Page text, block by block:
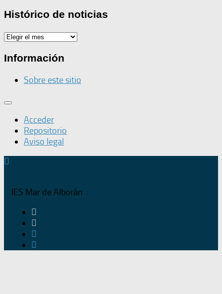
Histórico de noticias
Histórico
noticias
Información
Sobre este sitio
Acceder
Repositorio
Aviso legal
IES Mar de Alborán